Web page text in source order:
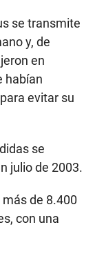
se transmite
y, de
en
habían
evitar su
se
julio de 2003.
de 8.400
con una